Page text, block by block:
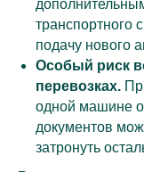
транспортного
подачу нового
Особый риск
перевозках.
одной машине
документов
затронуть